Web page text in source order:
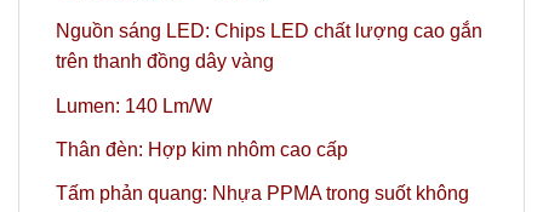
Nguồn sáng LED: Chips LED chất lượng cao gắn
trên thanh đồng dây vàng
Lumen: 140 Lm/W
Thân đèn: Hợp kim nhôm cao cấp
Tấm phản quang: Nhựa PPMA trong suốt không